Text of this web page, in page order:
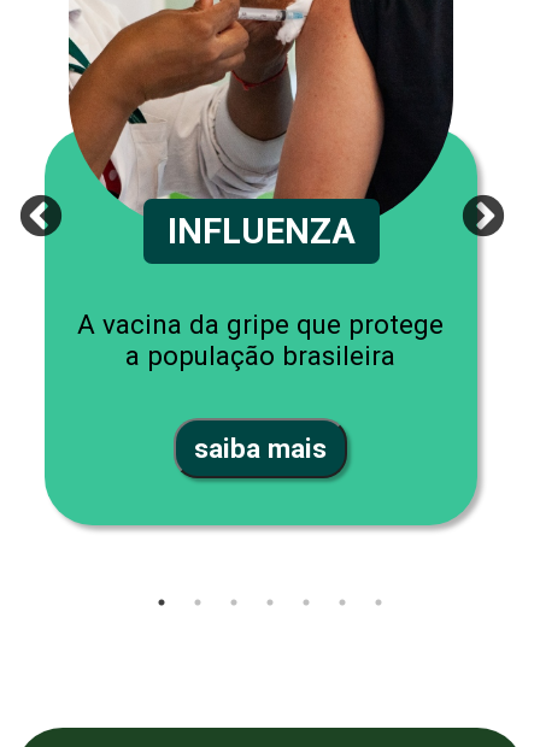
INFLUENZA
A vacina da gripe que protege
a população brasileira
saiba mais